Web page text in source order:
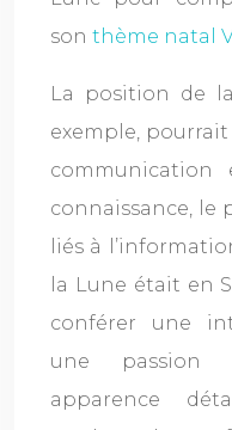
son thème natal
La position de
exemple,
connaissance, le
liés à
la Lune était en
conférer une
une passion
apparence